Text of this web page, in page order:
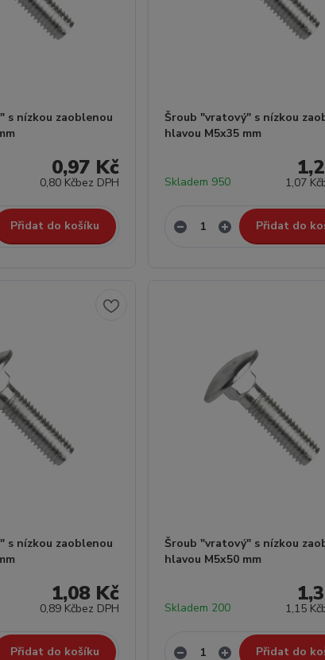
s nízkou zaoblenou
0,97 Kč
0,80 Kčbez DPH
Přidat do košíku
Šroub "vratový" s nízkou
hlavou M5x35 mm
1,07 Kč
Skladem 950
Přidat do
s nízkou zaoblenou
1,08 Kč
0,89 Kčbez DPH
Přidat do košíku
Šroub "vratový" s nízkou
hlavou M5x50 mm
1,15 Kč
Skladem 200
Přidat do